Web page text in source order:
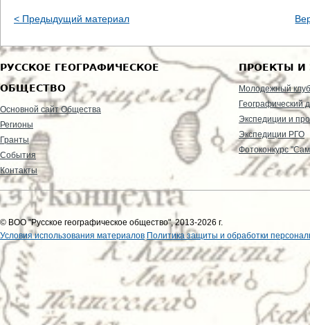
< Предыдущий материал
РУССКОЕ ГЕОГРАФИЧЕСКОЕ
ОБЩЕСТВО
Основной сайт Общества
Регионы
Гранты
События
Контакты
ПРОЕКТЫ И
Молодежный клуб
Географический
Экспедиции и
Экспедиции РГО
Фотоконкурс
© ВОО "Русское географическое общество", 2013-2026 г.
Условия использования материалов Политика защиты и обработки